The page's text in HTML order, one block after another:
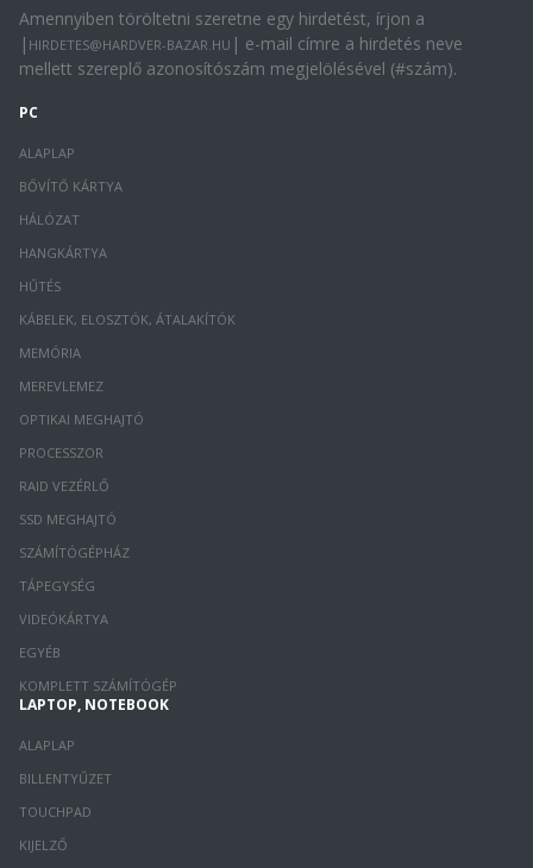
Amennyiben töröltetni szeretne egy hirdetést, írjon a
| HIRDETES@HARDVER-BAZAR.HU | e-mail címre a hirdetés neve
mellett szereplő azonosítószám megjelölésével (#szám).
PC
ALAPLAP
BŐVÍTŐ KÁRTYA
HÁLÓZAT
HANGKÁRTYA
HŰTÉS
KÁBELEK, ELOSZTÓK, ÁTALAKÍTÓK
MEMÓRIA
MEREVLEMEZ
OPTIKAI MEGHAJTÓ
PROCESSZOR
RAID VEZÉRLŐ
SSD MEGHAJTÓ
SZÁMÍTÓGÉPHÁZ
TÁPEGYSÉG
VIDEÓKÁRTYA
EGYÉB
KOMPLETT SZÁMÍTÓGÉP
LAPTOP, NOTEBOOK
ALAPLAP
BILLENTYŰZET
TOUCHPAD
KIJELZŐ